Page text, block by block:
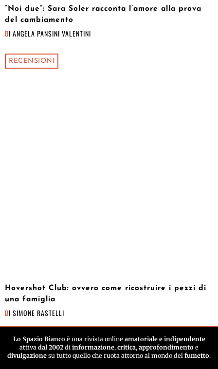
“Noi due”: Sara Soler racconta l’amore alla prova
del cambiamento
DI ANGELA PANSINI VALENTINI
RECENSIONI
Hovershot Club: ovvero come ricostruire i pezzi di
una famiglia
DI SIMONE RASTELLI
Lo Spazio Biancoè una rivista online amatoriale e indipendente
attiva dal 2002 di informazione, critica, approfondimento e
divulgazione su tutto quello che ruota attorno al mondo del fumetto.